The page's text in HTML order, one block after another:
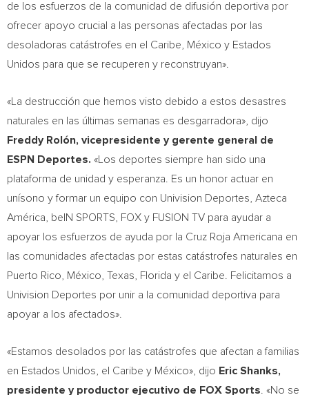
de los esfuerzos de la comunidad de difusión deportiva por
ofrecer apoyo crucial a las personas afectadas por las
desoladoras catástrofes en el Caribe, México y Estados
Unidos para que se recuperen y reconstruyan».
«La destrucción que hemos visto debido a estos desastres
naturales en las últimas semanas es desgarradora», dijo
Freddy Rolón, vicepresidente y gerente general de
ESPN Deportes. «Los deportes siempre han sido una
plataforma de unidad y esperanza. Es un honor actuar en
unísono y formar un equipo con Univision Deportes, Azteca
América, beIN SPORTS, FOX y FUSION TV para ayudar a
apoyar los esfuerzos de ayuda por la Cruz Roja Americana en
las comunidades afectadas por estas catástrofes naturales en
Puerto Rico , México, Texas Florida y el Caribe. Felicitamos a
Univision Deportes por unir a la comunidad deportiva para
apoyar a los afectados».
«Estamos desolados por las catástrofes que afectan a familias
en Estados Unidos, el Caribe y México», dijo Eric Shanks,
presidente y productor ejecutivo de FOX Sports . «No se